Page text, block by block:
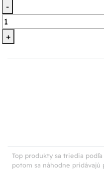
-
+
Top produkty sa triedia
potom sa náhodne pridávajú